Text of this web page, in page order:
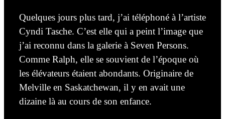
Quelques jours plus tard, j’ai téléphoné à l’artiste
Cyndi Tasche. C’est elle qui a peint l’image que
j’ai reconnu dans la galerie à Seven Persons.
Comme Ralph, elle se souvient de l’époque où
les élévateurs étaient abondants. Originaire de
Melville en Saskatchewan, il y en avait une
dizaine là au cours de son enfance.